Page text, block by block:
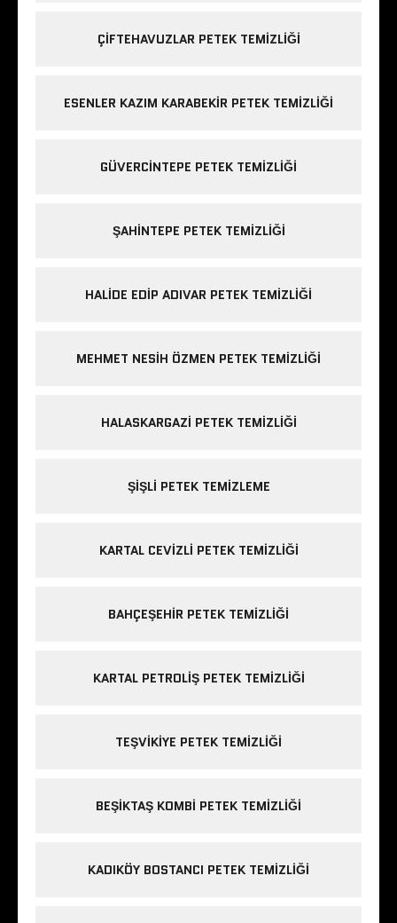
ÇIFTEHAVUZLAR PETEK TEMIZLIĞI
ESENLER KAZIM KARABEKIR PETEK TEMIZLIĞI
GÜVERCINTEPE PETEK TEMIZLIĞI
ŞAHINTEPE PETEK TEMIZLIĞI
HALIDE EDIP ADIVAR PETEK TEMIZLIĞI
MEHMET NESIH ÖZMEN PETEK TEMIZLIĞI
HALASKARGAZI PETEK TEMIZLIĞI
ŞIŞLI PETEK TEMIZLEME
KARTAL CEVIZLI PETEK TEMIZLIĞI
BAHÇEŞEHIR PETEK TEMIZLIĞI
KARTAL PETROLIŞ PETEK TEMIZLIĞI
TEŞVIKIYE PETEK TEMIZLIĞI
BEŞIKTAŞ KOMBI PETEK TEMIZLIĞI
KADIKÖY BOSTANCI PETEK TEMIZLIĞI